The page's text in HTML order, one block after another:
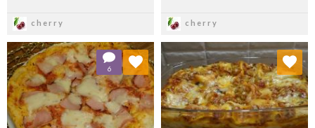
cherry cherry
6
Dodaj do ulubionych
Wybierz listę:
Dodaj do ulubionych
Wybierz listę: